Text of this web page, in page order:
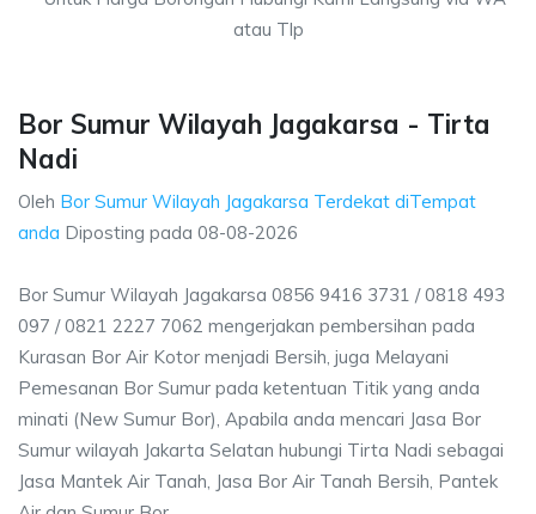
atau Tlp
Bor Sumur Wilayah Jagakarsa - Tirta
Nadi
Oleh Bor Sumur Wilayah Jagakarsa Terdekat diTempat
anda Diposting pada 08-08-2026
Bor Sumur Wilayah Jagakarsa 0856 9416 3731 / 0818 493
097 / 0821 2227 7062 mengerjakan pembersihan pada
Kurasan Bor Air Kotor menjadi Bersih, juga Melayani
Pemesanan Bor Sumur pada ketentuan Titik yang anda
minati (New Sumur Bor), Apabila anda mencari Jasa Bor
Sumur wilayah Jakarta Selatan hubungi Tirta Nadi sebagai
Jasa Mantek Air Tanah, Jasa Bor Air Tanah Bersih, Pantek